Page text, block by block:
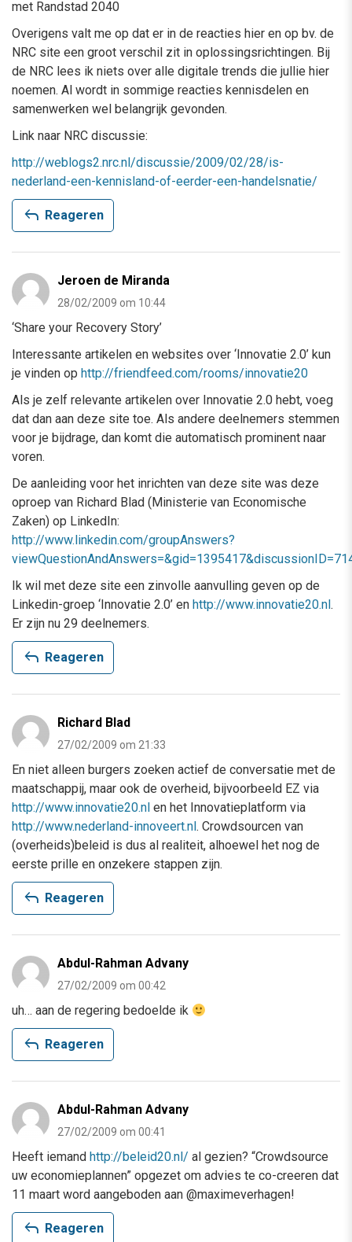
met Randstad 2040
Overigens valt me op dat er in de reacties hier en op bv. de
NRC site een groot verschil zit in oplossingsrichtingen. Bij
de NRC lees ik niets over alle digitale trends die jullie hier
noemen. Al wordt in sommige reacties kennisdelen en
samenwerken wel belangrijk gevonden.
Link naar NRC discussie:
http://weblogs2.nrc.nl/discussie/2009/02/28/is-
nederland-een-kennisland-of-eerder-een-handelsnatie/
reply Reageren
Jeroen de Miranda
28/02/2009 om 10:44
‘Share your Recovery Story’
Interessante artikelen en websites over ‘Innovatie 2.0’ kun
je vinden op http://friendfeed.com/rooms/innovatie20
Als je zelf relevante artikelen over Innovatie 2.0 hebt, voeg
dat dan aan deze site toe. Als andere deelnemers stemmen
voor je bijdrage, dan komt die automatisch prominent naar
voren.
De aanleiding voor het inrichten van deze site was deze
oproep van Richard Blad (Ministerie van Economische
Zaken) op LinkedIn:
http://www.linkedin.com/groupAnswers?
Ik wil met deze site een zinvolle aanvulling geven op de
Linkedin-groep ‘Innovatie 2.0’ en http://www.innovatie20.nl .
Er zijn nu 29 deelnemers.
reply Reageren
Richard Blad
27/02/2009 om 21:33
En niet alleen burgers zoeken actief de conversatie met de
maatschappij, maar ook de overheid, bijvoorbeeld EZ via
http://www.innovatie20.nl en het Innovatieplatform via
http://www.nederland-innoveert.nl . Crowdsourcen van
(overheids)beleid is dus al realiteit, alhoewel het nog de
eerste prille en onzekere stappen zijn.
reply Reageren
Abdul-Rahman Advany
27/02/2009 om 00:42
uh… aan de regering bedoelde ik
reply Reageren
Abdul-Rahman Advany
27/02/2009 om 00:41
Heeft iemand http://beleid20.nl/ al gezien? “Crowdsource
uw economieplannen” opgezet om advies te co-creeren dat
11 maart word aangeboden aan @maximeverhagen!
reply Reageren